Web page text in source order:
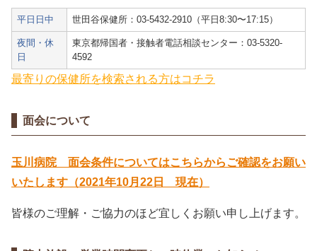
平日日中 世田谷保健所：03-5432-2910（平日8:30〜17:15）
夜間・休
日
東京都帰国者・接触者電話相談センター：03-5320-
4592
最寄りの保健所を検索される方はコチラ
面会について
玉川病院 面会条件についてはこちらからご確認をお願い
いたします（2021年10月22日 現在）
皆様のご理解・ご協⼒のほど宜しくお願い申し上げます。